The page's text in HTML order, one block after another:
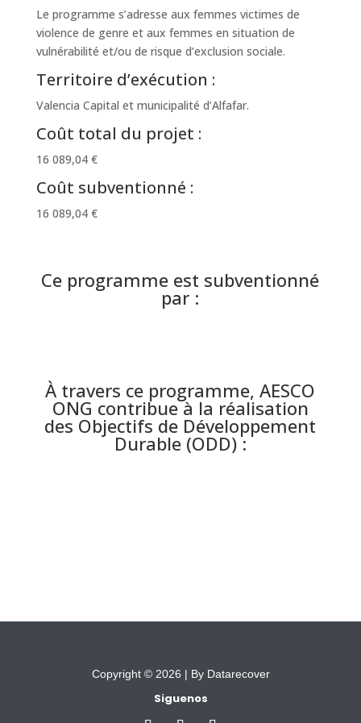
Le programme s’adresse aux femmes victimes de
violence de genre et aux femmes en situation de
vulnérabilité et/ou de risque d’exclusion sociale.
Territoire d’exécution :
Valencia Capital et municipalité d’Alfafar.
Coût total du projet :
16 089,04 €
Coût subventionné :
16 089,04 €
Ce programme est subventionné
par :
À travers ce programme, AESCO
ONG contribue à la réalisation
des Objectifs de Développement
Durable (ODD) :
Copyright © 2026 | By Datarecover
Siguenos